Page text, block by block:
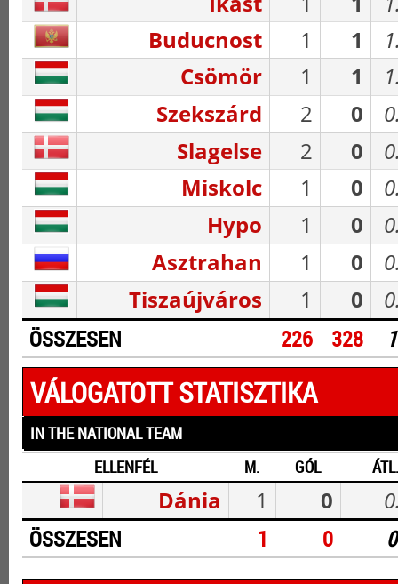
Buducnost
1 1
Csömör
1 1
Szekszárd
2 0
Slagelse
2 0
Miskolc
1 0
Hypo
1 0
Asztrahan
1 0
Tiszaújváros
1 0
ÖSSZESEN 226 328
VÁLOGATOTT STATISZTIKA
IN THE NATIONAL TEAM
ELLENFÉL
M. GÓL ÁTL.
Dánia 1 0
ÖSSZESEN 1 0